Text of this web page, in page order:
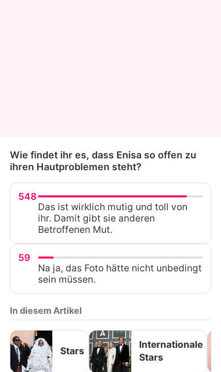
Wie findet ihr es, dass Enisa so offen zu
ihren Hautproblemen steht?
548
Das ist wirklich mutig und toll von
ihr. Damit gibt sie anderen
Betroffenen Mut.
59
Na ja, das Foto hätte nicht unbedingt
sein müssen.
In diesem Artikel
Stars
Internationale
Stars